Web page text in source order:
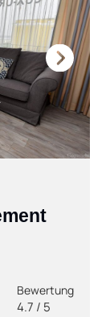
Next
Bewertung
4.7 / 5